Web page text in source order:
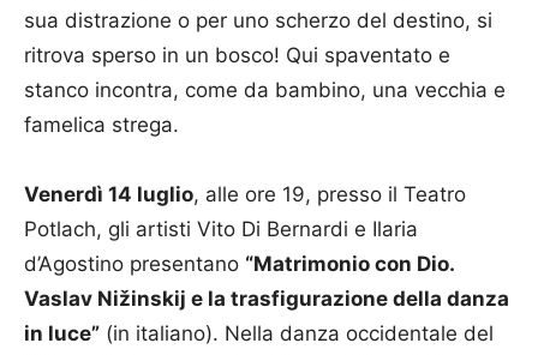
sua distrazione o per uno scherzo del destino, si
ritrova sperso in un bosco! Qui spaventato e
stanco incontra, come da bambino, una vecchia e
famelica strega.
Venerdì 14 luglio, alle ore 19, presso il Teatro
Potlach, gli artisti Vito Di Bernardi e Ilaria
d’Agostino presentano “Matrimonio con Dio.
Vaslav Nižinskij e la trasfigurazione della danza
in luce” (in italiano). Nella danza occidentale del